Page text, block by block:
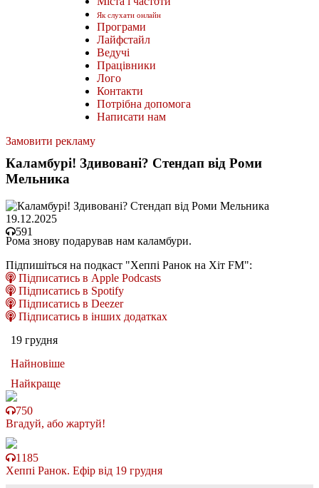
Як слухати онлайн
Програми
Лайфстайл
Ведучі
Працівники
Лого
Контакти
Потрібна допомога
Написати нам
Замовити рекламу
Каламбурі! Здивовані? Стендап від Роми
Мельника
19.12.2025
591
Рома знову подарував нам каламбури.
Підпишіться на подкаст "Хеппі Ранок на Хіт FM":
Підписатись в Apple Podcasts
Підписатись в Spotify
Підписатись в Deezer
Підписатись в інших додатках
19 грудня
Найновіше
Найкраще
750
Вгадуй, або жартуй!
1185
Хеппі Ранок. Ефір від 19 грудня